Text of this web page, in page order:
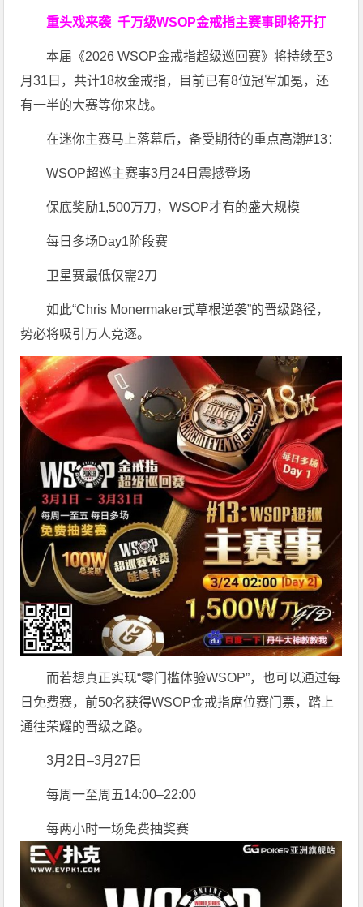
重头戏来袭千万级WSOP金戒指主赛事即将开打
本届《2026 WSOP金戒指超级巡回赛》将持续至3
月31日，共计18枚金戒指，目前已有8位冠军加冕，还
有一半的大赛等你来战。
在迷你主赛马上落幕后，备受期待的重点高潮#13：
WSOP超巡主赛事3月24日震撼登场
保底奖励1,500万刀，WSOP才有的盛大规模
每日多场Day1阶段赛
卫星赛最低仅需2刀
如此“Chris Monermaker式草根逆袭”的晋级路径，
势必将吸引万人竞逐。
而若想真正实现“零门槛体验WSOP”，也可以通过每
日免费赛，前50名获得WSOP金戒指席位赛门票，踏上
通往荣耀的晋级之路。
3月2日–3月27日
每周一至周五14:00–22:00
每两小时一场免费抽奖赛